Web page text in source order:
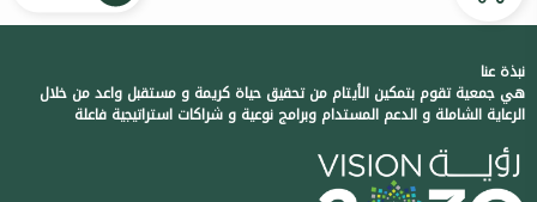
نبذة عنا
هي جمعية تقوم بتمكين الأيتام من تحقيق حياة كريمة و مستقبل واعد من خلال
الرعاية الشاملة و الدعم المستدام وبرامج نوعية و شراكات استراتيجية فاعلة